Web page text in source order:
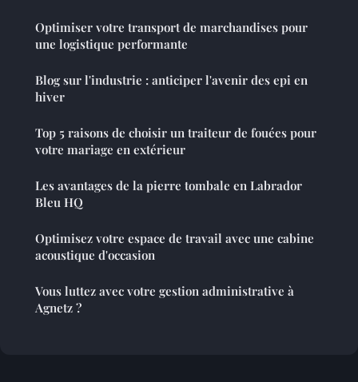
Optimiser votre transport de marchandises pour
une logistique performante
Blog sur l'industrie : anticiper l'avenir des epi en
hiver
Top 5 raisons de choisir un traiteur de fouées pour
votre mariage en extérieur
Les avantages de la pierre tombale en Labrador
Bleu HQ
Optimisez votre espace de travail avec une cabine
acoustique d'occasion
Vous luttez avec votre gestion administrative à
Agnetz ?